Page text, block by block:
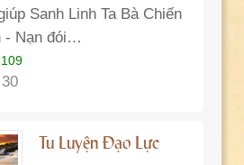
Sanh Linh Ta Bà Chiến
- Nạn đói…
Tu Luyện Đạo Lực